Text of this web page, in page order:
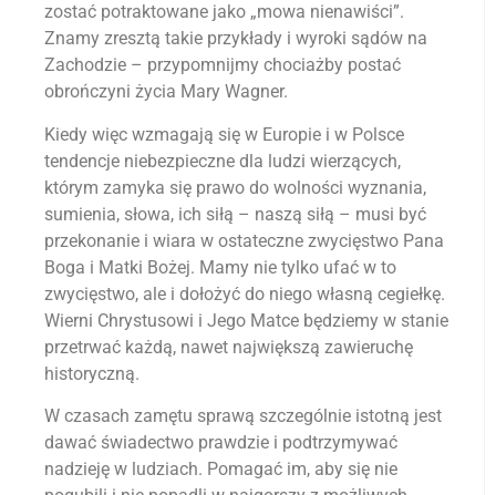
zostać potraktowane jako „mowa nienawiści”.
Znamy zresztą takie przykłady i wyroki sądów na
Zachodzie – przypomnijmy chociażby postać
obrończyni życia Mary Wagner.
Kiedy więc wzmagają się w Europie i w Polsce
tendencje niebezpieczne dla ludzi wierzących,
którym zamyka się prawo do wolności wyznania,
sumienia, słowa, ich siłą – naszą siłą – musi być
przekonanie i wiara w ostateczne zwycięstwo Pana
Boga i Matki Bożej. Mamy nie tylko ufać w to
zwycięstwo, ale i dołożyć do niego własną cegiełkę.
Wierni Chrystusowi i Jego Matce będziemy w stanie
przetrwać każdą, nawet największą zawieruchę
historyczną.
W czasach zamętu sprawą szczególnie istotną jest
dawać świadectwo prawdzie i podtrzymywać
nadzieję w ludziach. Pomagać im, aby się nie